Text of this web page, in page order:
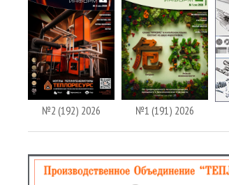
№2 (192) 2026 №1 (191) 2026